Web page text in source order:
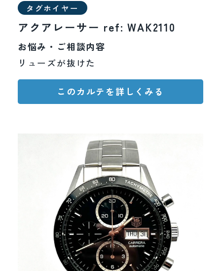
その他
タグホイヤー
アクアレーサー ref: WAK2110
お悩み・ご相談内容
リューズが抜けた
このカルテを詳しくみる